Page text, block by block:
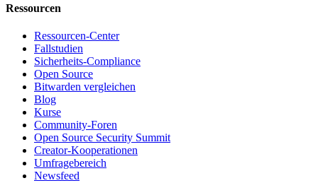
Ressourcen
Ressourcen-Center
Fallstudien
Sicherheits-Compliance
Open Source
Bitwarden vergleichen
Blog
Kurse
Community-Foren
Open Source Security Summit
Creator-Kooperationen
Umfragebereich
Newsfeed